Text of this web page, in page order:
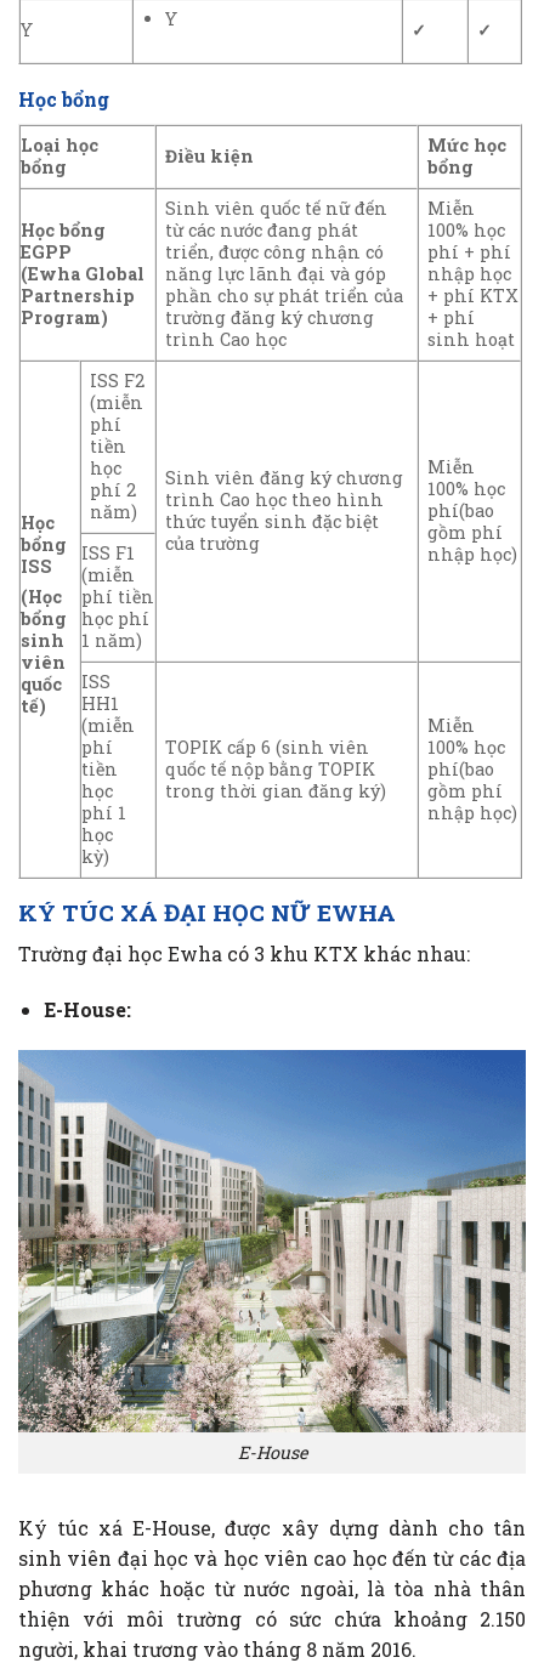
Y Y ✓ ✓
Học bổng
Loại học
bổng
Điều kiện
Mức học
bổng
Học bổng
EGPP
(Ewha Global
Partnership
Program)
Sinh viên quốc tế nữ đến
từ các nước đang phát
triển, được công nhận có
năng lực lãnh đại và góp
phần cho sự phát triển của
trường đăng ký chương
trình Cao học
Miễn
100% học
phí + phí
nhập học
+ phí KTX
+ phí
sinh hoạt
Học
bổng
ISS
(Học
bổng
sinh
viên
quốc
tế)
ISS F2
(miễn
phí
tiền
học
phí 2
năm)
Sinh viên đăng ký chương
trình Cao học theo hình
thức tuyển sinh đặc biệt
của trường
Miễn
100% học
phí(bao
gồm phí
nhập học)
ISS F1
(miễn
phí tiền
học phí
1 năm)
ISS
HH1
(miễn
phí
tiền
học
phí 1
học
kỳ)
TOPIK cấp 6 (sinh viên
quốc tế nộp bằng TOPIK
trong thời gian đăng ký)
Miễn
100% học
phí(bao
gồm phí
nhập học)
KÝ TÚC XÁ ĐẠI HỌC NỮ EWHA
Trường đại học Ewha có 3 khu KTX khác nhau:
E-House:
E-House
Ký túc xá E-House, được xây dựng dành cho tân
sinh viên đại học và học viên cao học đến từ các địa
phương khác hoặc từ nước ngoài, là tòa nhà thân
thiện với môi trường có sức chứa khoảng 2.150
người, khai trương vào tháng 8 năm 2016.